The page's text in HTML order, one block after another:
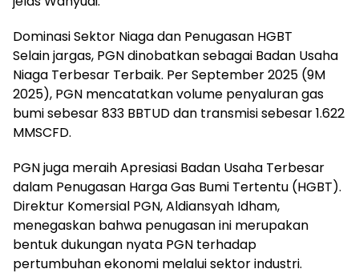
Dominasi Sektor Niaga dan Penugasan HGBT
Selain jargas, PGN dinobatkan sebagai Badan Usaha
Niaga Terbesar Terbaik. Per September 2025 (9M
2025), PGN mencatatkan volume penyaluran gas
bumi sebesar 833 BBTUD dan transmisi sebesar 1.622
MMSCFD.
PGN juga meraih Apresiasi Badan Usaha Terbesar
dalam Penugasan Harga Gas Bumi Tertentu (HGBT).
Direktur Komersial PGN, Aldiansyah Idham,
menegaskan bahwa penugasan ini merupakan
bentuk dukungan nyata PGN terhadap
pertumbuhan ekonomi melalui sektor industri.